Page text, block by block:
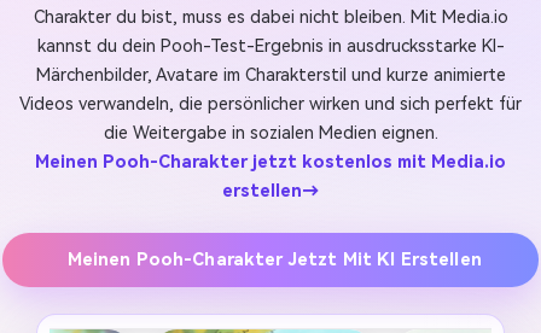
Charakter du bist, muss es dabei nicht bleiben. Mit Media.io
kannst du dein Pooh-Test-Ergebnis in ausdrucksstarke KI-
Märchenbilder, Avatare im Charakterstil und kurze animierte
Videos verwandeln, die persönlicher wirken und sich perfekt für
die Weitergabe in sozialen Medien eignen.
Meinen Pooh-Charakter jetzt kostenlos mit Media.io
erstellen→
Meinen Pooh-Charakter Jetzt Mit KI Erstellen